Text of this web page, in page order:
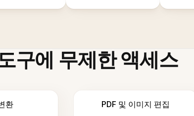
구에 무제한 액세스
환 PDF 및 이미지 편집